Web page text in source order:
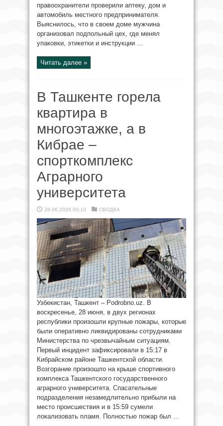
правоохранители проверили аптеку, дом и
автомобиль местного предпринимателя.
Выяснилось, что в своем доме мужчина
организовал подпольный цех, где менял
упаковки, этикетки и инструкции ...
Читать далее »
В Ташкенте горела
квартира в
многоэтажке, а в
Кибрае –
спорткомплекс
Аграрного
университета
29.06.2026 00:10 СВОДКА
Узбекистан, Ташкент – Podrobno.uz. В
воскресенье, 28 июня, в двух регионах
республики произошли крупные пожары, которые
были оперативно ликвидированы сотрудниками
Министерства по чрезвычайным ситуациям.
Первый инцидент зафиксировали в 15:17 в
Кибрайском районе Ташкентской области.
Возгорание произошло на крыше спортивного
комплекса Ташкентского государственного
аграрного университета. Спасательные
подразделения незамедлительно прибыли на
место происшествия и в 15:59 сумели
локализовать пламя. Полностью пожар был ...